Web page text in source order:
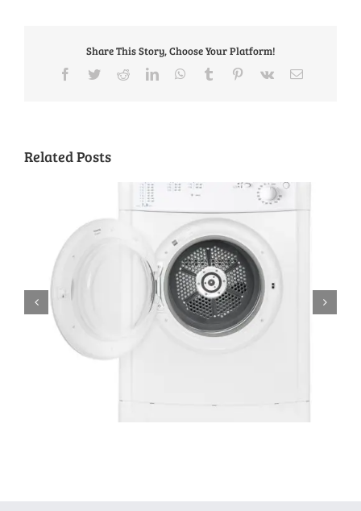
Share This Story, Choose Your Platform!
Facebook
TwitterRedditLinkedInWhatsApp
Tumblr Pinterest
Vk Email
Related Posts